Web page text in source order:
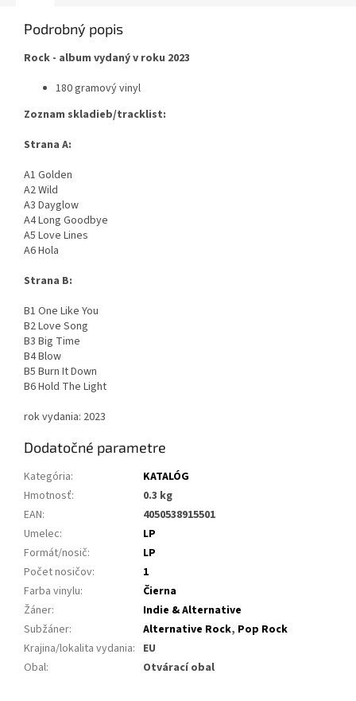
Podrobný popis
Rock - album vydaný v roku 2023
180 gramový vinyl
Zoznam skladieb/tracklist:
Strana A:
A1 Golden
A2 Wild
A3 Dayglow
A4 Long Goodbye
A5 Love Lines
A6 Hola
Strana B:
B1 One Like You
B2 Love Song
B3 Big Time
B4 Blow
B5 Burn It Down
B6 Hold The Light
rok vydania: 2023
Dodatočné parametre
Kategória:
KATALÓG
Hmotnosť:
0.3 kg
EAN:
4050538915501
Umelec:
LP
Formát/nosič:
LP
Počet nosičov:
1
Farba vinylu:
Čierna
Žáner:
Indie & Alternative
Subžáner: Alternative Rock, Pop Rock
Krajina/lokalita vydania: EU
Obal: Otvárací obal